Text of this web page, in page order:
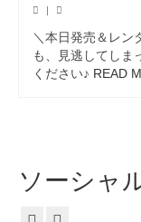
|
＼本日発売＆レン
も、見逃してしま
ください♪ READ
ソーシャ